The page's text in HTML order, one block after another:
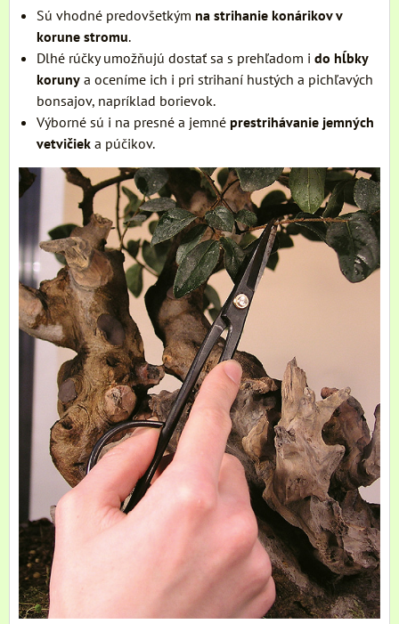
Sú vhodné predovšetkým na strihanie konárikov v
korune stromu.
Dlhé rúčky umožňujú dostať sa s prehľadom i do hĺbky
koruny a oceníme ich i pri strihaní hustých a pichľavých
bonsajov, napríklad borievok.
Výborné sú i na presné a jemné prestrihávanie jemných
vetvičiek a púčikov.